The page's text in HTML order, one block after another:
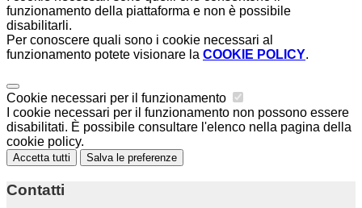
funzionamento della piattaforma e non è possibile
disabilitarli.
Per conoscere quali sono i cookie necessari al
funzionamento potete visionare la COOKIE POLICY.
Cookie necessari per il funzionamento
I cookie necessari per il funzionamento non possono essere
disabilitati. È possibile consultare l'elenco nella pagina della
cookie policy.
Accetta tutti Salva le preferenze
Contatti